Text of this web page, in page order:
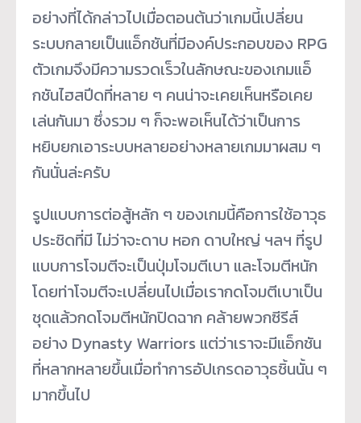
อย่างที่ได้กล่าวไปเมื่อตอนต้นว่าเกมนี้เปลี่ยน
ระบบกลายเป็นแอ็กชันที่มีองค์ประกอบของ RPG
ตัวเกมจึงมีความรวดเร็วในลักษณะของเกมแอ็
กชันไฮสปีดที่หลาย ๆ คนน่าจะเคยเห็นหรือเคย
เล่นกันมา ซึ่งรวม ๆ ก็จะพอเห็นได้ว่าเป็นการ
หยิบยกเอาระบบหลายอย่างหลายเกมมาผสม ๆ
กันนั่นล่ะครับ
รูปแบบการต่อสู้หลัก ๆ ของเกมนี้คือการใช้อาวุธ
ประชิดที่มี ไม่ว่าจะดาบ หอก ดาบใหญ่ ฯลฯ ที่รูป
แบบการโจมตีจะเป็นปุ่มโจมตีเบา และโจมตีหนัก
โดยท่าโจมตีจะเปลี่ยนไปเมื่อเรากดโจมตีเบาเป็น
ชุดแล้วกดโจมตีหนักปิดฉาก คล้ายพวกซีรีส์
อย่าง Dynasty Warriors แต่ว่าเราจะมีแอ็กชัน
ที่หลากหลายขึ้นเมื่อทำการอัปเกรดอาวุธชิ้นนั้น ๆ
มากขึ้นไป